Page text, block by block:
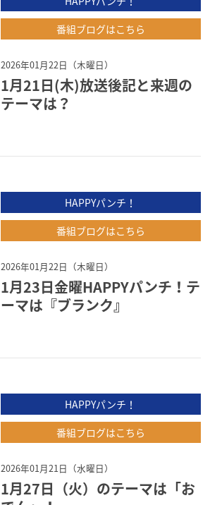
番組ブログはこちら
2026年01月22日（木曜日）
1月21日(木)放送後記と来週の
テーマは？
HAPPYパンチ！
番組ブログはこちら
2026年01月22日（木曜日）
1月23日金曜HAPPYパンチ！テ
ーマは『ブランク』
HAPPYパンチ！
番組ブログはこちら
2026年01月21日（水曜日）
1月27日（火）のテーマは「お